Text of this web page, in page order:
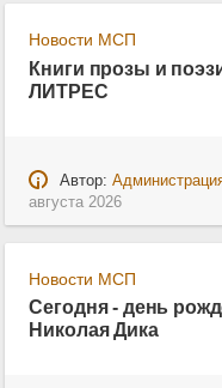
Новости МСП
Книги прозы и
ЛИТРЕС
Автор:
августа 2026
Новости МСП
Сегодня - день
Николая Дика